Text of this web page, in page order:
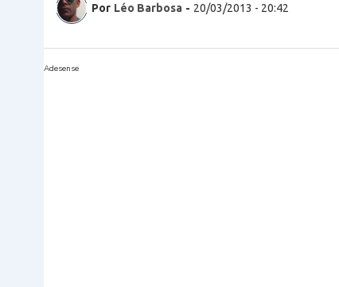
Por Léo Barbosa - 20/03/2013 - 20:42
Adesense